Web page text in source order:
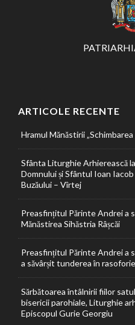
ARTICOLE RECENTE
Hramul Mănăstirii „Schimbarea
Sfânta Liturghie Arhierească
Domnului și Sfântul Ioan
Buzăului – Vîrtej
Preasfințitul Părinte Andrei a
Mănăstirea Sihăstria Râșcăi
Preasfințitul Părinte Andrei a
a săvârșit tunderea în
Sărbătoarea întâlnirii fiilor
bisericii parohiale, Liturghie
Episcopul Gurie Georgiu